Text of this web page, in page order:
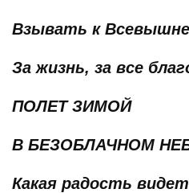
Взывать к
За жизнь, за все
ПОЛЕТ ЗИМОЙ
В БЕЗОБЛАЧНОМ
Какая радость